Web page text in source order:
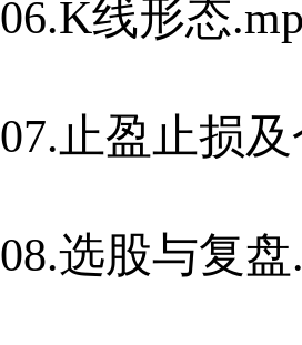
06.K线形态
07.止盈止损
08.选股与复盘